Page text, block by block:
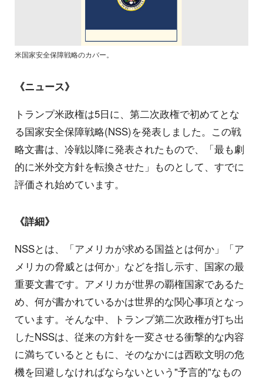
米国家安全保障戦略のカバー。
《ニュース》
トランプ米政権は5日に、第二次政権で初めてとな
る国家安全保障戦略(NSS)を発表しました。この戦
略文書は、冷戦以降に発表されたもので、「最も劇
的に米外交方針を転換させた」ものとして、すでに
評価され始めています。
《詳細》
NSSとは、「アメリカが求める国益とは何か」「ア
メリカの脅威とは何か」などを指し示す、国家の最
重要文書です。アメリカが世界の覇権国家であるた
め、何が書かれているかは世界的な関心事項となっ
ています。そんな中、トランプ第二次政権が打ち出
したNSSは、従来の方針を一変させる衝撃的な内容
に満ちているとともに、そのなかには西欧文明の危
機を回避しなければならないという"予言的"なもの